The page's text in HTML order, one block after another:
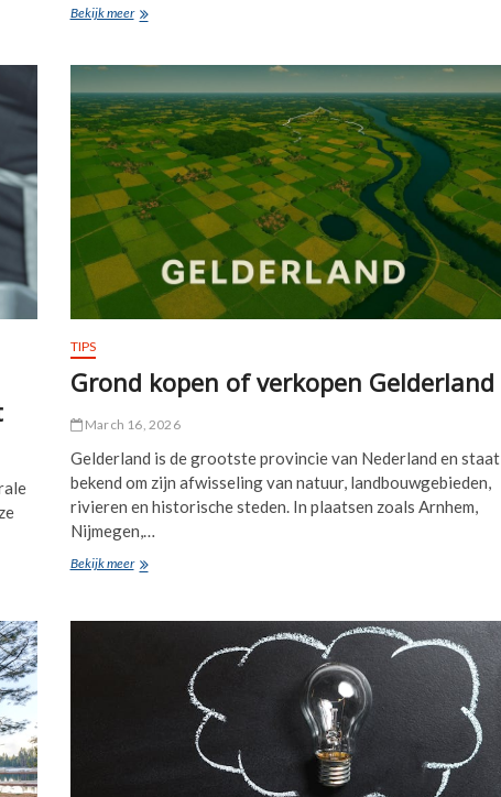
Bekijk meerHoe
overwint
tijdens
een
daguitstap
naar
een
horror
escape
room
TIPS
Grond kopen of verkopen Gelderland
March 16, 2026
Gelderland is de grootste provincie van Nederland en staat
bekend om zijn afwisseling van natuur, landbouwgebieden,
rivieren en historische steden. In plaatsen zoals Arnhem,
Nijmegen,…
Bekijk meerGrond
verkopen